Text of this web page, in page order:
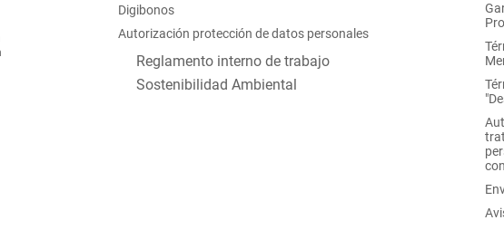
Digibonos
Autorización protección de datos personales
Reglamento interno de trabajo
Sostenibilidad Ambiental